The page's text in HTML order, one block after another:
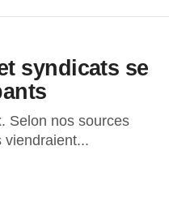
syndicats se
Selon nos sources
viendraient...